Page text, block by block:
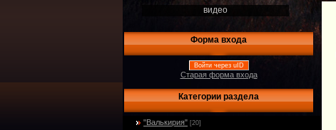
видео
Форма входа
Войти через uID
Старая форма входа
Категории раздела
"Валькирия" [20]